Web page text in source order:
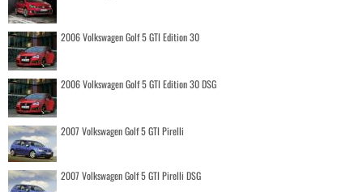
2006 Volkswagen Golf 5 GTI Edition 30
2006 Volkswagen Golf 5 GTI Edition 30 DSG
2007 Volkswagen Golf 5 GTI Pirelli
2007 Volkswagen Golf 5 GTI Pirelli DSG